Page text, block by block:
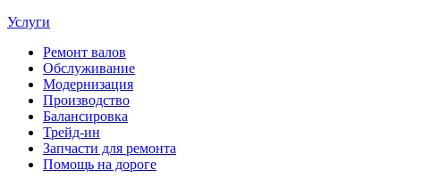
Услуги
Ремонт валов
Обслуживание
Модернизация
Производство
Балансировка
Трейд-ин
Запчасти для ремонта
Помощь на дороге